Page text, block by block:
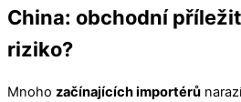
China: obchodní
riziko?
Mnoho začínajících importérů